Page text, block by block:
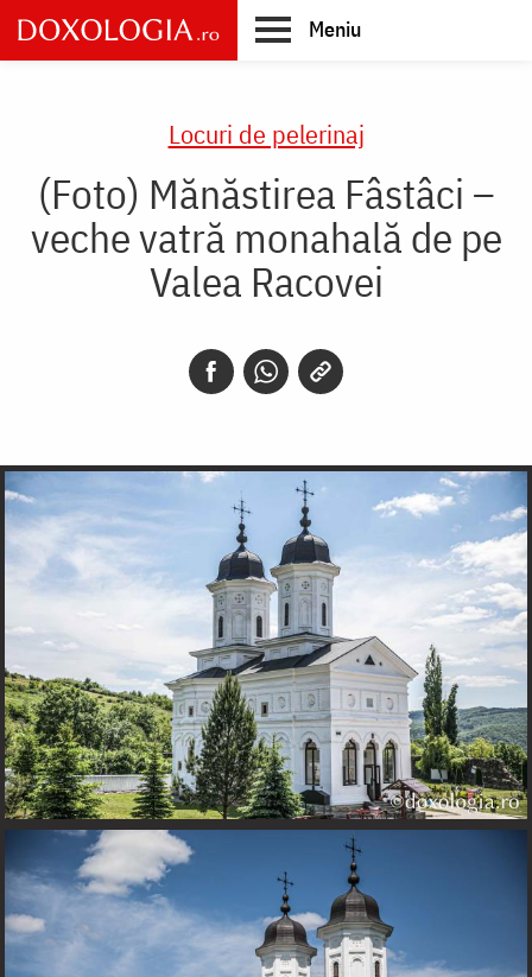
Skip
to
main
Meniu
Locuri de pelerinaj
(Foto) Mănăstirea Fâstâci –
veche vatră monahală de pe
Valea Racovei